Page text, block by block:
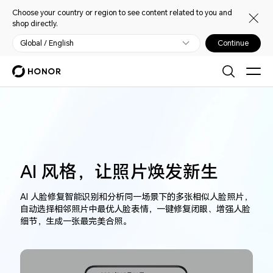
Choose your country or region to see content related to you and
shop directly.
Global / English Continue
AI 风格，让照片焕发新生
AI 人脸修复智能识别和分析同一场景下的多张相似人脸照片，
自动选择相邻照片中最优人脸表情，一键修复闭眼、增强人脸
细节，生成一张最完美合照。